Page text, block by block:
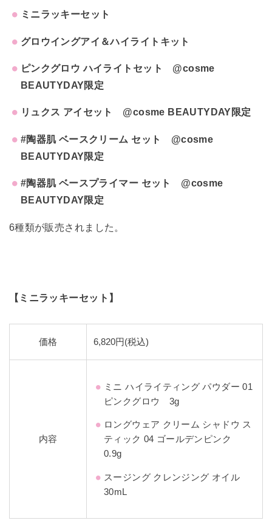
ミニラッキーセット
グロウイングアイ＆ハイライトキット
ピンクグロウ ハイライトセット @cosme
BEAUTYDAY限定
リュクス アイセット @cosme BEAUTYDAY限定
#陶器肌 ベースクリーム セット @cosme
BEAUTYDAY限定
#陶器肌 ベースプライマー セット @cosme
BEAUTYDAY限定
6種類が販売されました。
【 ミニラッキーセット 】
価格 6,820円(税込)
内容
ミニ ハイライティング パウダー 01
ピンクグロウ 3g
ロングウェア クリーム シャドウ ス
ティック 04 ゴールデンピンク
0.9g
スージング クレンジング オイル
30mL